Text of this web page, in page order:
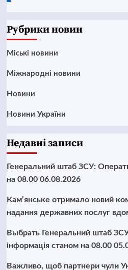
Рубрики новин
Mіські новини
Міжнародні новини
Новини
Новини України
Недавні записи
Генеральний штаб ЗСУ:
на 08.00 06.08.2026
Кам’янське отримало новий
надання державних послуг
Выбрать Генеральний штаб
інформація станом на 08.00
Важливо, щоб партнери чули